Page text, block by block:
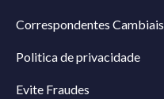
Correspondentes Cambiais
Politica de privacidade
Evite Fraudes